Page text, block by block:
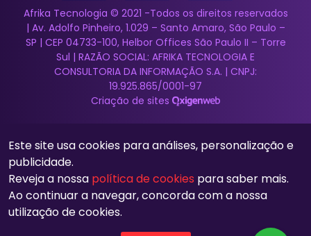
Afrika Tecnologia © 2021 -Todos os direitos reservados
| Av. Adolfo Pinheiro, 1.029 – Santo Amaro, São Paulo –
SP | CEP 04733-100, Helbor Offices São Paulo II – Torre
Sul | RAZÃO SOCIAL: AFRIKA TECNOLOGIA E
CONSULTORIA DA INFORMAÇÃO S.A. | CNPJ:
19.925.865/0001-97
Criação de sites
Este site usa cookies para análises, personalização e
publicidade.
Reveja a nossa política de cookies para saber mais.
Ao continuar a navegar, concorda com a nossa
utilização de cookies.